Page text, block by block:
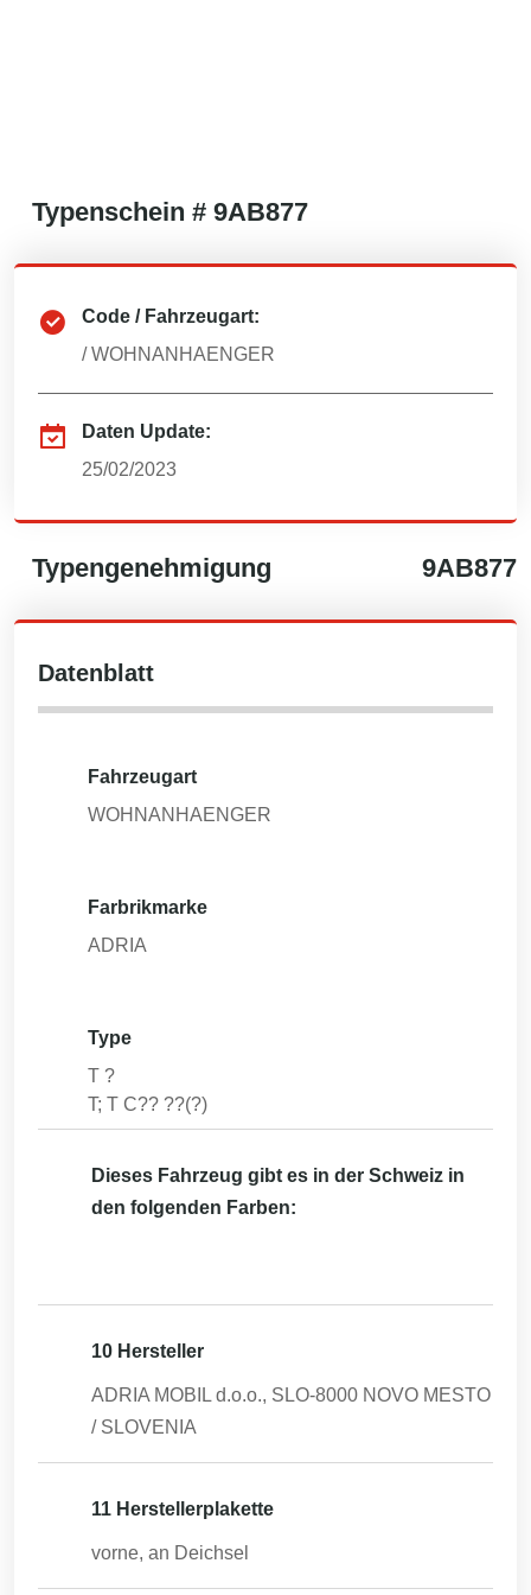
Typenschein # 9AB877
Code / Fahrzeugart:
/WOHNANHAENGER
Daten Update:
25/02/2023
Typengenehmigung 9AB877
Datenblatt
Fahrzeugart
WOHNANHAENGER
Farbrikmarke
ADRIA
Type
T ?
T; T C?? ??(?)
Dieses Fahrzeug gibt es in der Schweiz in
den folgenden Farben:
10 Hersteller
ADRIA MOBIL d.o.o., SLO-8000 NOVO MESTO
/ SLOVENIA
11 Herstellerplakette
vorne, an Deichsel